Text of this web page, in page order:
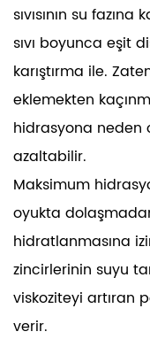
sıvısının su
sıvı boyunca eşit
karıştırma ile.
eklemekten
hidrasyona neden
azaltabilir.
Maksimum
oyukta
hidratlanmasına
zincirlerinin suyu
viskoziteyi artıran
verir.